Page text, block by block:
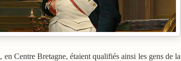
Centre Bretagne, étaient qualifiés ainsi les gens de la